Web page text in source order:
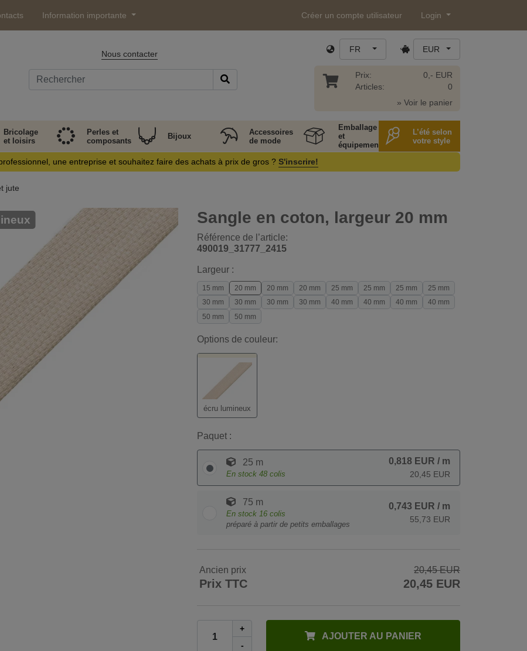
Information importante Créer un compte utilisateur Login
Nous contacter FR EUR
Prix:
Articles:
0,- EUR
0
» Voir le panier
Bricolage
et loisirs
Perles et
composants
Bijoux
Accessoires
de mode
Emballage
et
équipement
L’été selon
votre style
une entreprise et souhaitez faire des achats à prix de gros ? S'inscrire!
jute
Sangle en coton, largeur 20 mm
Référence de l’article:
490019_31777_2415
Largeur :
15 mm 20 mm 20 mm 20 mm 25 mm 25 mm 25 mm
25 mm
30 mm
30 mm 30 mm 30 mm 40 mm 40 mm 40 mm
40 mm
50 mm
50 mm
Options de couleur:
écru lumineux
Paquet :
25 m
En stock 48 colis
0,818 EUR / m
20,45 EUR
75 m
En stock 16 colis
préparé à partir de petits emballages
0,743 EUR / m
55,73 EUR
Ancien prix 20,45 EUR
Prix TTC 20,45 EUR
+
-
AJOUTER AU PANIER